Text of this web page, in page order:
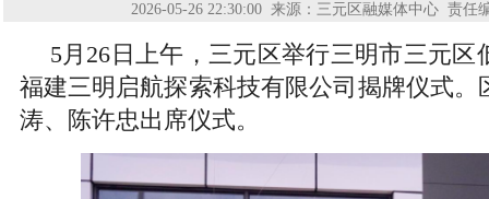
2026-05-26 22:30:00 来源：三元区融媒体中心 责任
5月26日上午，三元区举行三明市三元区
福建三明启航探索科技有限公司揭牌仪式。
涛、陈许忠出席仪式。